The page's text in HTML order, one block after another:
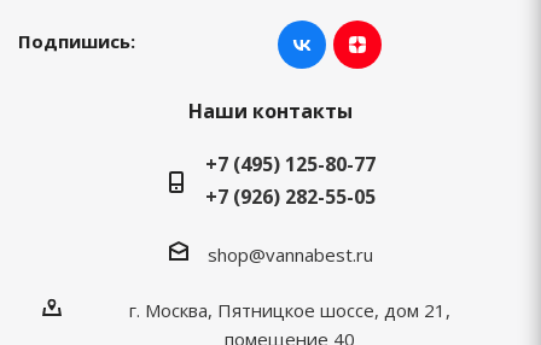
Подпишись:
Наши контакты
+7 (495) 125-80-77
+7 (926) 282-55-05
shop@vannabest.ru
г. Москва, Пятницкое шоссе, дом 21,
помещение 40